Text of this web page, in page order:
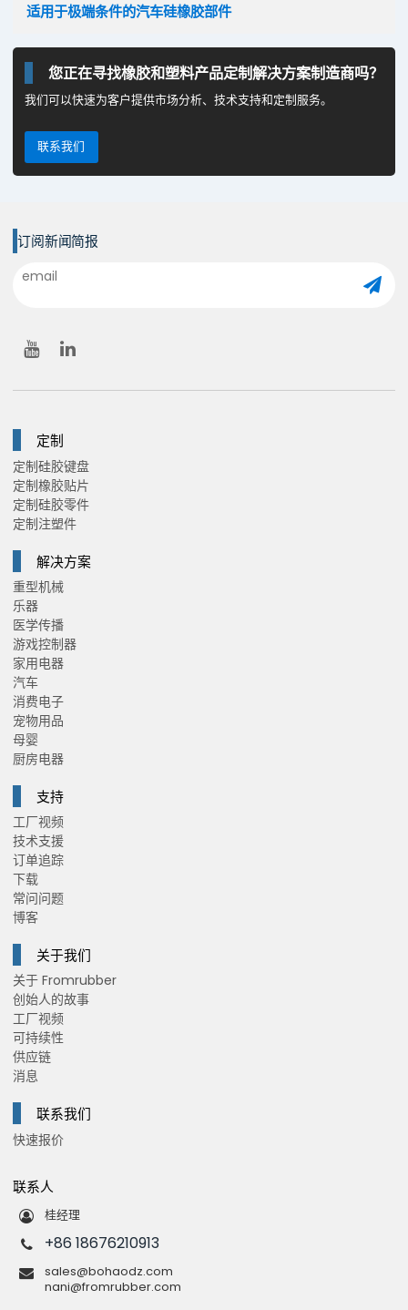
适用于极端条件的汽车硅橡胶部件
您正在寻找橡胶和塑料产品定制解决方案制造商吗？
我们可以快速为客户提供市场分析、技术支持和定制服务。
联系我们
订阅新闻简报
定制
定制硅胶键盘
定制橡胶贴片
定制硅胶零件
定制注塑件
解决方案
重型机械
乐器
医学传播
游戏控制器
家用电器
汽车
消费电子
宠物用品
母婴
厨房电器
支持
工厂视频
技术支援
订单追踪
下载
常问问题
博客
关于我们
关于 Fromrubber
创始人的故事
工厂视频
可持续性
供应链
消息
联系我们
快速报价
联系人
桂经理
+86 18676210913
sales@bohaodz.com
nani@fromrubber.com